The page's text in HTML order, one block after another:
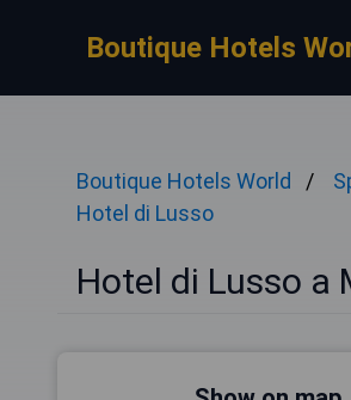
Boutique Hotels
Boutique Hotels World
Hotel di Lusso
Hotel di Lusso a